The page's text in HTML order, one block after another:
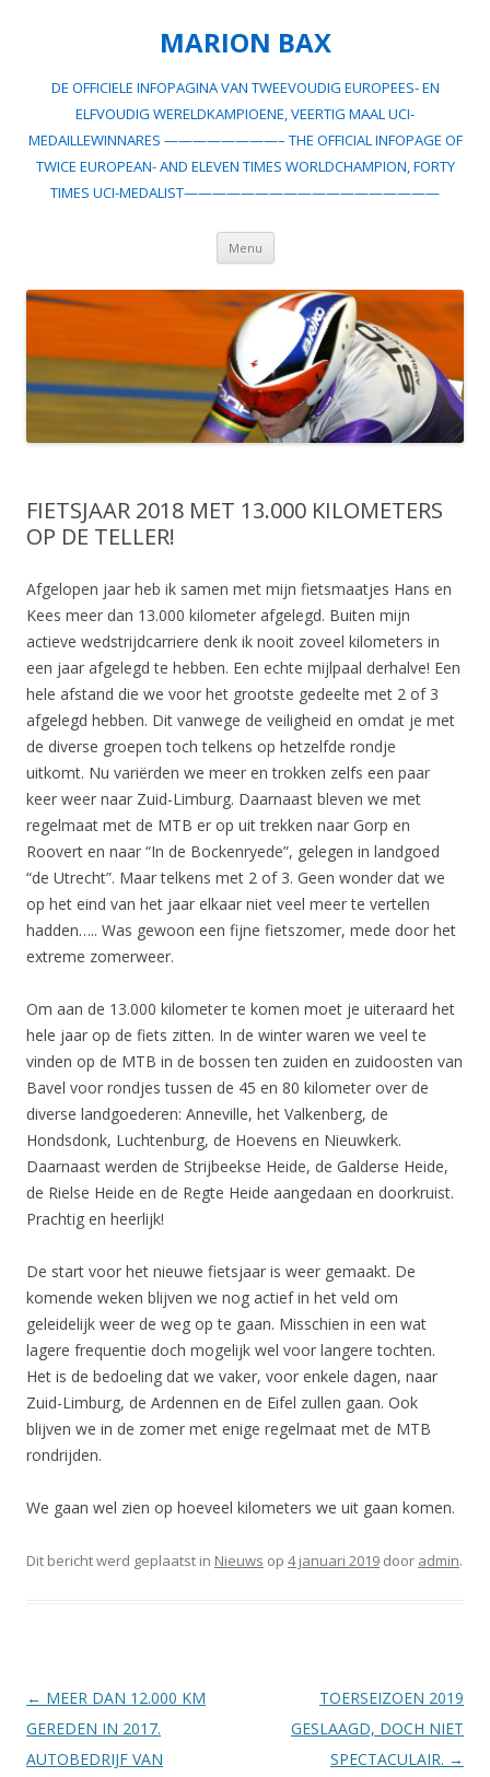
MARION BAX
DE OFFICIELE INFOPAGINA VAN TWEEVOUDIG EUROPEES- EN
ELFVOUDIG WERELDKAMPIOENE, VEERTIG MAAL UCI-
MEDAILLEWINNARES ————————– THE OFFICIAL INFOPAGE OF
TWICE EUROPEAN- AND ELEVEN TIMES WORLDCHAMPION, FORTY
TIMES UCI-MEDALIST——————————————————
Menu Spring
inhoud
FIETSJAAR 2018 MET 13.000 KILOMETERS
OP DE TELLER!
Afgelopen jaar heb ik samen met mijn fietsmaatjes Hans en
Kees meer dan 13.000 kilometer afgelegd. Buiten mijn
actieve wedstrijdcarriere denk ik nooit zoveel kilometers in
een jaar afgelegd te hebben. Een echte mijlpaal derhalve! Een
hele afstand die we voor het grootste gedeelte met 2 of 3
afgelegd hebben. Dit vanwege de veiligheid en omdat je met
de diverse groepen toch telkens op hetzelfde rondje
uitkomt. Nu variërden we meer en trokken zelfs een paar
keer weer naar Zuid-Limburg. Daarnaast bleven we met
regelmaat met de MTB er op uit trekken naar Gorp en
Roovert en naar “In de Bockenryede”, gelegen in landgoed
“de Utrecht”. Maar telkens met 2 of 3. Geen wonder dat we
op het eind van het jaar elkaar niet veel meer te vertellen
hadden….. Was gewoon een fijne fietszomer, mede door het
extreme zomerweer.
Om aan de 13.000 kilometer te komen moet je uiteraard het
hele jaar op de fiets zitten. In de winter waren we veel te
vinden op de MTB in de bossen ten zuiden en zuidoosten van
Bavel voor rondjes tussen de 45 en 80 kilometer over de
diverse landgoederen: Anneville, het Valkenberg, de
Hondsdonk, Luchtenburg, de Hoevens en Nieuwkerk.
Daarnaast werden de Strijbeekse Heide, de Galderse Heide,
de Rielse Heide en de Regte Heide aangedaan en doorkruist.
Prachtig en heerlijk!
De start voor het nieuwe fietsjaar is weer gemaakt. De
komende weken blijven we nog actief in het veld om
geleidelijk weer de weg op te gaan. Misschien in een wat
lagere frequentie doch mogelijk wel voor langere tochten.
Het is de bedoeling dat we vaker, voor enkele dagen, naar
Zuid-Limburg, de Ardennen en de Eifel zullen gaan. Ook
blijven we in de zomer met enige regelmaat met de MTB
rondrijden.
We gaan wel zien op hoeveel kilometers we uit gaan komen.
Dit bericht werd geplaatst in Nieuws op 4 januari 2019 door admin.
Berichtnavigatie
← MEER DAN 12.000 KM
GEREDEN IN 2017.
AUTOBEDRIJF VAN
TOERSEIZOEN 2019
GESLAAGD, DOCH NIET
SPECTACULAIR. →